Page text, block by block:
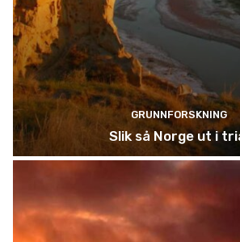
GRUNNFORSKNING
Slik så Norge ut i